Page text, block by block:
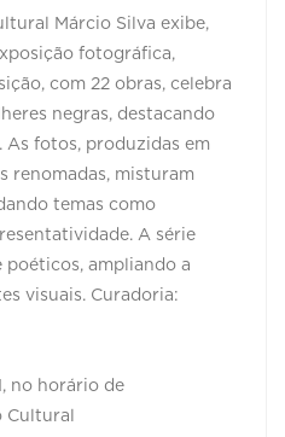
Márcio Silva exibe,
fotográfica,
com 22 obras, celebra
negras, destacando
As fotos, produzidas em
renomadas, misturam
temas como
A série
ampliando a
visuais. Curadoria:
no horário de